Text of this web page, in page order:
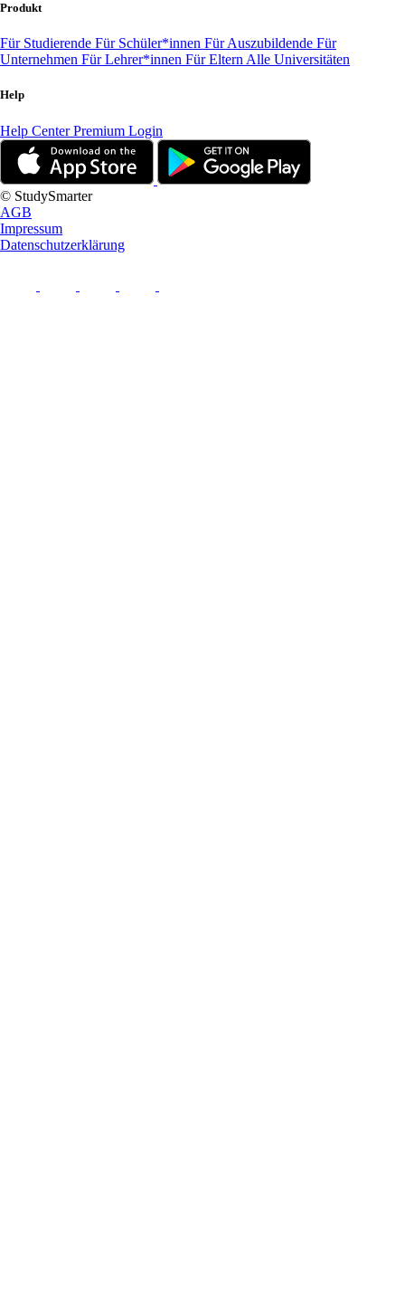
Produkt
Für Studierende Für Schüler*innen Für Auszubildende Für
Unternehmen Für Lehrer*innen Für Eltern Alle Universitäten
Help
Help CenterPremium Login
© StudySmarter
AGB
Impressum
Datenschutzerklärung